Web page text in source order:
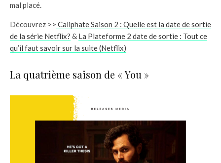
mal placé.
Découvrez >> Caliphate Saison 2 : Quelle est la date de sortie
de la série Netflix? & La Plateforme 2 date de sortie : Tout ce
qu’il faut savoir sur la suite (Netflix)
La quatrième saison de « You »